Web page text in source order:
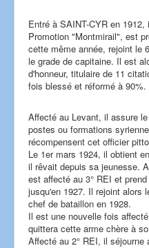
Entré à SAINT-CYR en
Promotion "Montmirail", est
cette même année, rejoint le
le grade de capitaine. Il est
d'honneur, titulaire de 11
fois blessé et réformé à 90%.
Affecté au Levant, il assure
postes ou formations
récompensent cet officier
Le 1er mars 1924, il obtient
il rêvait depuis sa jeunesse.
est affecté au 3° REI et
jusqu'en 1927. Il rejoint alors
chef de bataillon en 1928.
Il est une nouvelle fois
quittera cette arme chère à
Affecté au 2° REI, il séjourne